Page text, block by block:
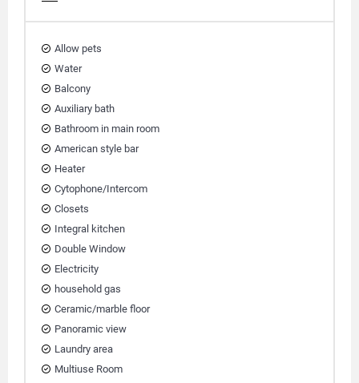
Allow pets
Water
Balcony
Auxiliary bath
Bathroom in main room
American style bar
Heater
Cytophone/Intercom
Closets
Integral kitchen
Double Window
Electricity
household gas
Ceramic/marble floor
Panoramic view
Laundry area
Multiuse Room